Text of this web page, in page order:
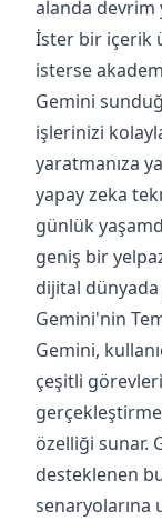
alanda devrim
İster bir içerik
isterse
Gemini
işlerinizi
yaratmanıza
yapay zeka
günlük
geniş bir
dijital dünyada
Gemini'nin
Gemini,
çeşitli
özelliği sunar.
desteklenen
senaryolarına